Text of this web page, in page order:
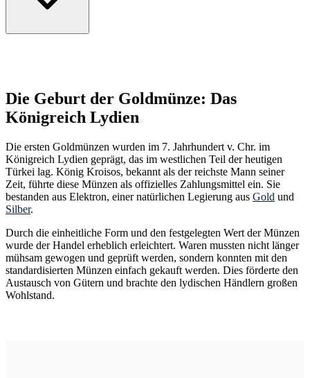
Die Geburt der Goldmünze: Das
Königreich Lydien
Die ersten Goldmünzen wurden im 7. Jahrhundert v. Chr. im
Königreich Lydien geprägt, das im westlichen Teil der heutigen
Türkei lag. König Kroisos, bekannt als der reichste Mann seiner
Zeit, führte diese Münzen als offizielles Zahlungsmittel ein. Sie
bestanden aus Elektron, einer natürlichen Legierung aus Gold und
Silber.
Durch die einheitliche Form und den festgelegten Wert der Münzen
wurde der Handel erheblich erleichtert. Waren mussten nicht länger
mühsam gewogen und geprüft werden, sondern konnten mit den
standardisierten Münzen einfach gekauft werden. Dies förderte den
Austausch von Gütern und brachte den lydischen Händlern großen
Wohlstand.